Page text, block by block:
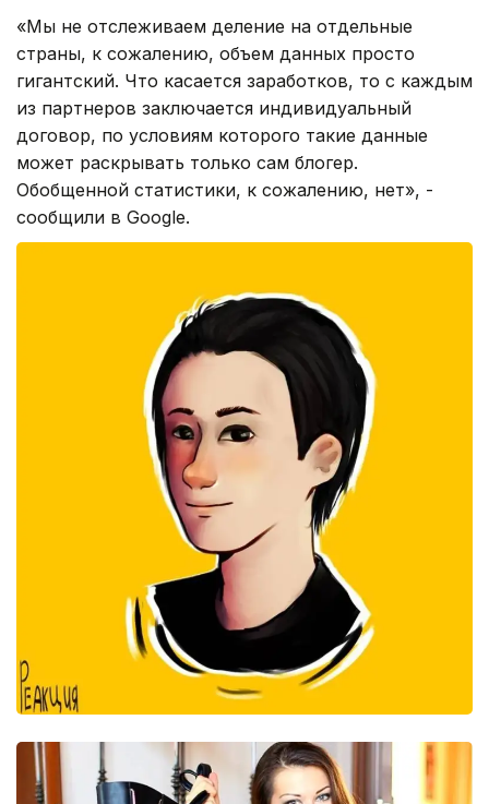
«Мы не отслеживаем деление на отдельные
страны, к сожалению, объем данных просто
гигантский. Что касается заработков, то с каждым
из партнеров заключается индивидуальный
договор, по условиям которого такие данные
может раскрывать только сам блогер.
Обобщенной статистики, к сожалению, нет», -
сообщили в Google.